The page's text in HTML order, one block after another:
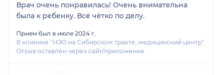
Врач очень понравилась! Очень внимательна
была к ребенку. Всё чётко по делу.
Прием был в июле 2024 г.
В клинике "НЭО на Сибирском тракте, медицинский центр"
Отзыв оставлен через сайт/приложение